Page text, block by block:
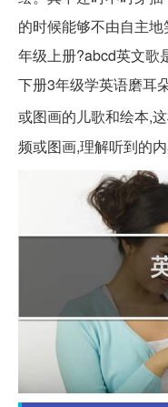
的时候能够不由自主
年级上册?abcd英文歌
下册3年级学英语磨耳
或图画的儿歌和绘本,
频或图画,理解听到的